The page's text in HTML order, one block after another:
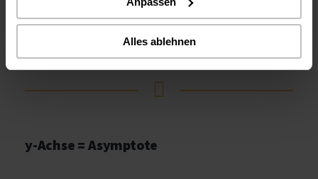
Alles ablehnen
y-Achse = Asymptote